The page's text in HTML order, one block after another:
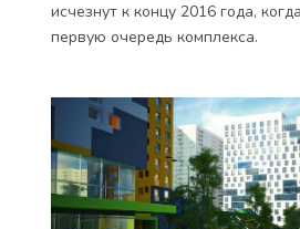
исчезнут к концу 2016 года,
первую очередь комплекса.